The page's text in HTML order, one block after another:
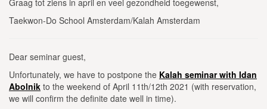
Taekwon-Do School Amsterdam/Kalah Amsterdam
Dear seminar guest,
Unfortunately, we have to postpone the Kalah seminar with Idan
Abolnik to the weekend of April 11th/12th 2021 (with reservation,
we will confirm the definite date well in time).